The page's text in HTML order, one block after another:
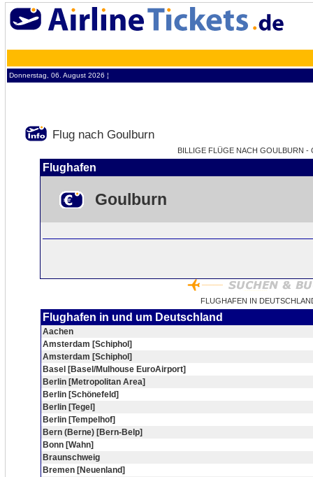
Donnerstag, 06. August 2026 ¦
Flug nach Goulburn
BILLIGE FLÜGE NACH GOULBURN -
Flughafen
Goulburn
FLUGHAFEN IN
Flughafen in und um Deutschland
Aachen
Amsterdam [Schiphol]
Amsterdam [Schiphol]
Basel [Basel/Mulhouse EuroAirport]
Berlin [Metropolitan Area]
Berlin [Schönefeld]
Berlin [Tegel]
Berlin [Tempelhof]
Bern (Berne) [Bern-Belp]
Bonn [Wahn]
Braunschweig
Bremen [Neuenland]